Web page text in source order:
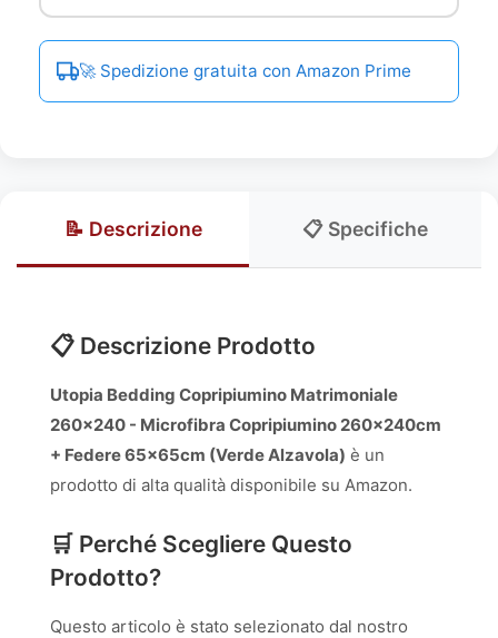
🚀 Spedizione gratuita con Amazon Prime
📝 Descrizione 📋 Specifiche
📋 Descrizione Prodotto
Utopia Bedding Copripiumino Matrimoniale
260x240 - Microfibra Copripiumino 260x240cm
+ Federe 65x65cm (Verde Alzavola) è un
prodotto di alta qualità disponibile su Amazon.
🛒 Perché Scegliere Questo
Prodotto?
Questo articolo è stato selezionato dal nostro